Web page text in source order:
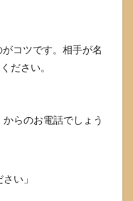
コツです。相手が名
ださい。
からのお電話でしょう
い」